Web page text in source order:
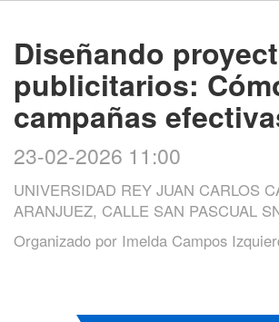
Diseñando
publicitarios:
campañas
23-02-2026 11:00
UNIVERSIDAD REY JUAN CARLOS
ARANJUEZ, CALLE SAN PASCUAL
Organizado por Imelda Campos